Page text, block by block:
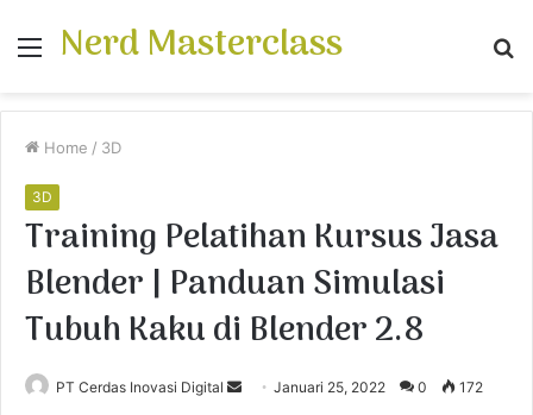
Menu
Nerd Masterclass
Home / 3D
3D
Training Pelatihan Kursus Jasa
Blender | Panduan Simulasi
Tubuh Kaku di Blender 2.8
PT Cerdas Inovasi Digital Januari 25, 2022 0 172